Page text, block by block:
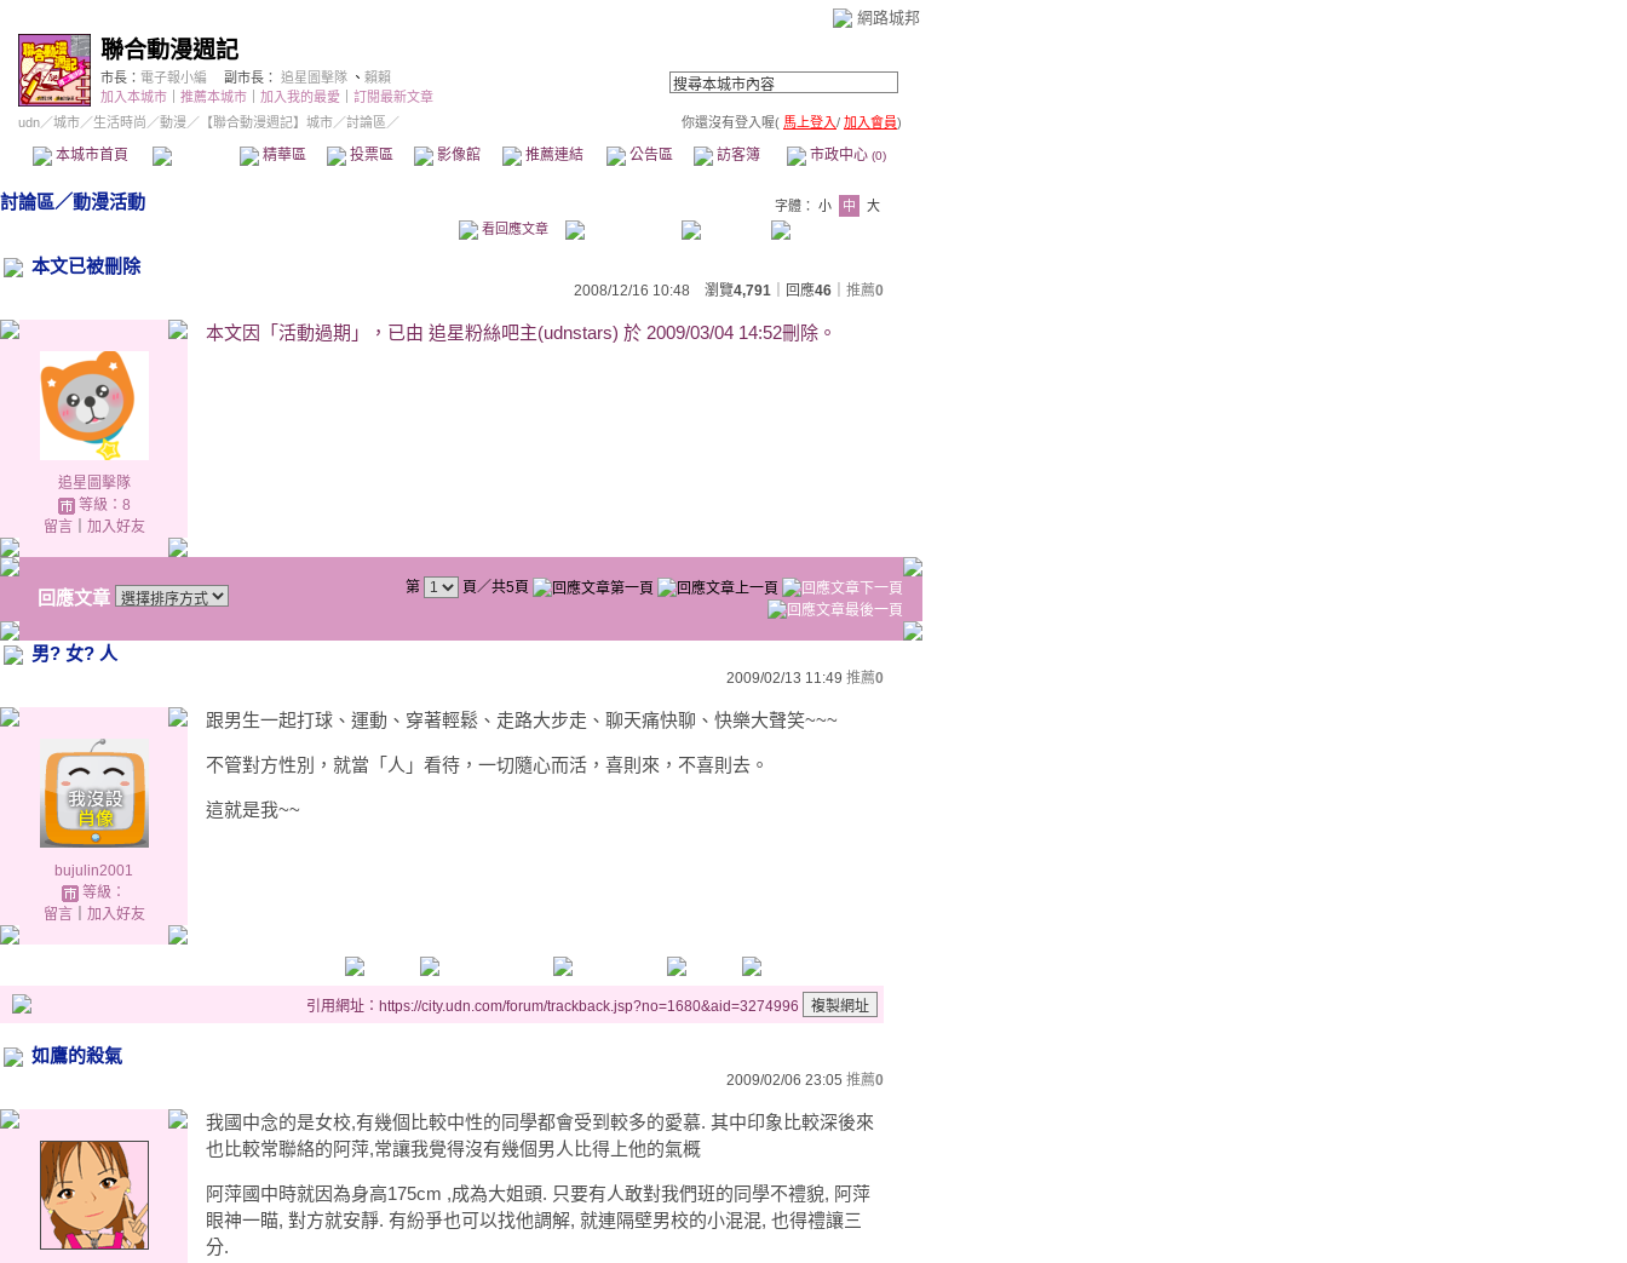
網路城邦
聯合動漫週記
市長： 電子報小編 副市長： 追星圖擊隊 、 賴賴
加入本城市
推薦本城市 加入我的最愛
訂閱最新文章
udn／城市／生活時尚 ／動漫 ／ 【聯合動漫週記】城市／討論區／ 你還沒有登入喔( 馬上登入/ 加入會員)
本城市首頁 精華區 投票區 影像館 推薦連結 公告區 訪客簿 市政中心 (0)
討論區／動漫活動 字體： 小 中
大
看回應文章
本文已被刪除
2008/12/16 10:48 瀏覽4,791 ｜回應46 推薦0
追星圖擊隊
等級：8
留言｜ 加入好友
本文因「活動過期」，已由 追星粉絲吧主(udnstars) 於 2009/03/04 14:52刪除。
回應文章 第 頁／共5頁
男? 女? 人
2009/02/13 11:49 推薦0
bujulin2001
等級：
留言｜ 加入好友
跟男生一起打球、運動、穿著輕鬆、走路大步走、聊天痛快聊、快樂大聲笑~~~
不管對方性別，就當「人」看待，一切隨心而活，喜則來，不喜則去。
這就是我~~
引用網址：https://city.udn.com/forum/trackback.jsp?no=1680&aid=3274996
如鷹的殺氣
2009/02/06 23:05 推薦0
我國中念的是女校,有幾個比較中性的同學都會受到較多的愛慕. 其中印象比較深後來
也比較常聯絡的阿萍,常讓我覺得沒有幾個男人比得上他的氣概
阿萍國中時就因為身高175cm ,成為大姐頭. 只要有人敢對我們班的同學不禮貌, 阿萍
眼神一瞄, 對方就安靜. 有紛爭也可以找他調解, 就連隔壁男校的小混混, 也得禮讓三
分.